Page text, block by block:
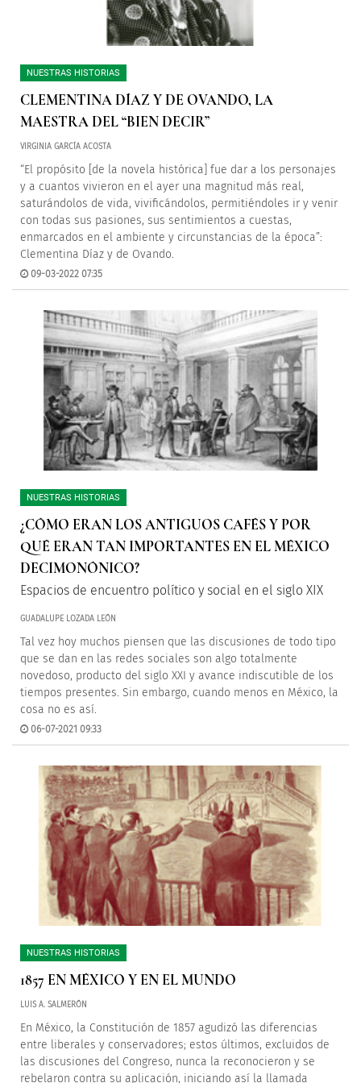
NUESTRAS HISTORIAS
CLEMENTINA DÍAZ Y DE OVANDO, LA
MAESTRA DEL “BIEN DECIR”
VIRGINIA GARCÍA ACOSTA
“El propósito [de la novela histórica] fue dar a los personajes
y a cuantos vivieron en el ayer una magnitud más real,
saturándolos de vida, vivificándolos, permitiéndoles ir y venir
con todas sus pasiones, sus sentimientos a cuestas,
enmarcados en el ambiente y circunstancias de la época”:
Clementina Díaz y de Ovando.
09-03-2022 07:35
NUESTRAS HISTORIAS
¿CÓMO ERAN LOS ANTIGUOS CAFÉS Y POR
QUÉ ERAN TAN IMPORTANTES EN EL MÉXICO
DECIMONÓNICO?
Espacios de encuentro político y social en el siglo XIX
GUADALUPE LOZADA LEÓN
Tal vez hoy muchos piensen que las discusiones de todo tipo
que se dan en las redes sociales son algo totalmente
novedoso, producto del siglo XXI y avance indiscutible de los
tiempos presentes. Sin embargo, cuando menos en México, la
cosa no es así.
06-07-2021 09:33
NUESTRAS HISTORIAS
1857 EN MÉXICO Y EN EL MUNDO
LUIS A. SALMERÓN
En México, la Constitución de 1857 agudizó las diferencias
entre liberales y conservadores; estos últimos, excluidos de
las discusiones del Congreso, nunca la reconocieron y se
rebelaron contra su aplicación, iniciando así la llamada